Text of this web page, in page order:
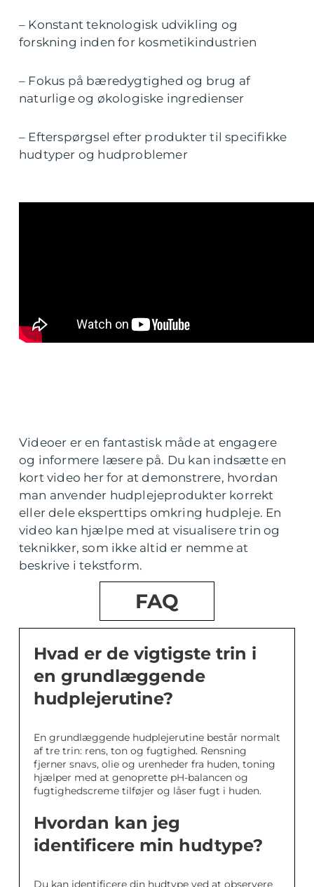
– Konstant teknologisk udvikling og
forskning inden for kosmetikindustrien
– Fokus på bæredygtighed og brug af
naturlige og økologiske ingredienser
– Efterspørgsel efter produkter til specifikke
hudtyper og hudproblemer
Videoer er en fantastisk måde at engagere
og informere læsere på. Du kan indsætte en
kort video her for at demonstrere, hvordan
man anvender hudplejeprodukter korrekt
eller dele eksperttips omkring hudpleje. En
video kan hjælpe med at visualisere trin og
teknikker, som ikke altid er nemme at
beskrive i tekstform.
FAQ
Hvad er de vigtigste trin i
en grundlæggende
hudplejerutine?
En grundlæggende hudplejerutine består normalt
af tre trin: rens, ton og fugtighed. Rensning
fjerner snavs, olie og urenheder fra huden, toning
hjælper med at genoprette pH-balancen og
fugtighedscreme tilføjer og låser fugt i huden.
Hvordan kan jeg
identificere min hudtype?
Du kan identificere din hudtype ved at observere